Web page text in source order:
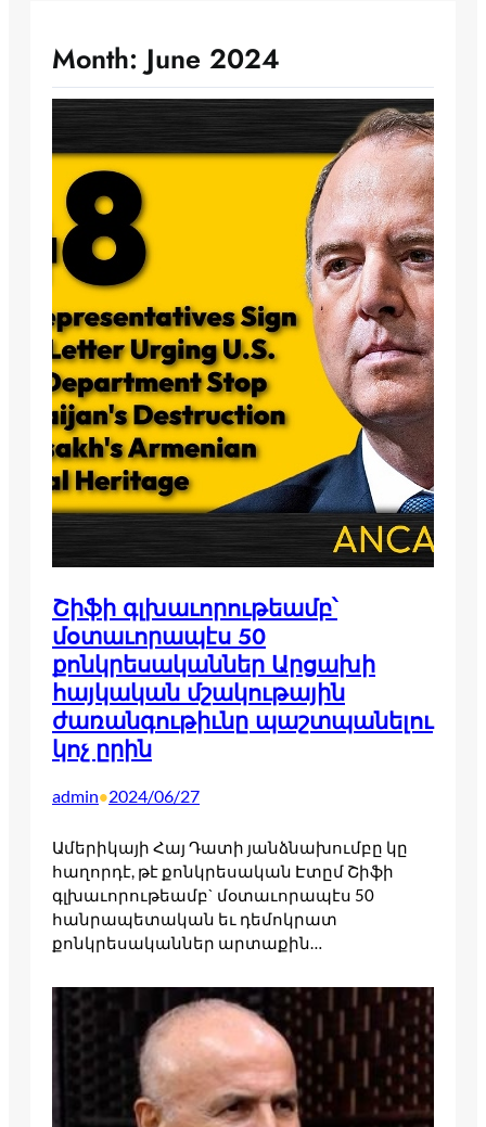
Month: June 2024
Շիֆի գլխաւորութեամբ՝
մօտաւորապէս 50
քոնկրեսականներ Արցախի
հայկական մշակութային
ժառանգութիւնը պաշտպանելու
կոչ ըրին
admin•2024/06/27
Ամերիկայի Հայ Դատի յանձնախումբը կը
հաղորդէ, թէ քոնկրեսական Էտըմ Շիֆի
գլխաւորութեամբ` մօտաւորապէս 50
հանրապետական եւ դեմոկրատ
քոնկրեսականներ արտաքին…